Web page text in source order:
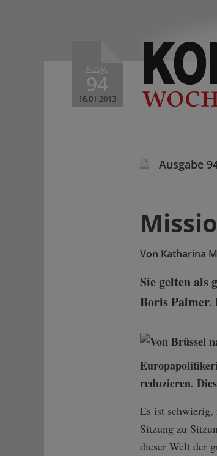
Ausg.
94
16.01.2013
Ausgabe
Von Katharina
Sie gelten
Boris Palmer.
reduzieren.
Es ist schwierig,
Sitzung zu
dieser Welt der